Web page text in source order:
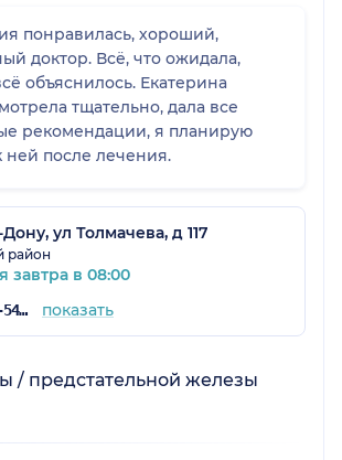
понравилась, хороший,
доктор. Всё, что ожидала,
объяснилось. Екатерина
тщательно, дала все
рекомендации, я планирую
ней после лечения.
ул Толмачева, д 117
район
завтра в 08:00
+7 (863) 203-54-50 показать
/ предстательной железы